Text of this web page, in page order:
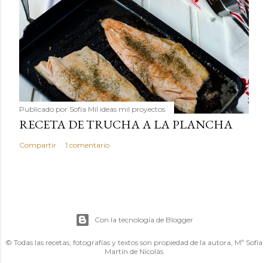
Publicado por Sofía Mil ideas mil proyectos
RECETA DE TRUCHA A LA PLANCHA
Compartir 1 comentario
Con la tecnología de Blogger
© Todas las recetas, fotografías y textos son propiedad de la autora, Mª Sofía
Martín de Nicolás